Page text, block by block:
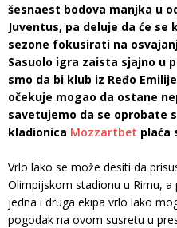
šesnaest bodova manjka u
Juventus, pa deluje da će
sezone fokusirati na
Sasuolo igra zaista sjajno u
smo da bi klub iz Ređo
očekuje mogao da ostane
savetujemo da se oprobate
kladionica Mozzartbet plaća
Vrlo lako se može desiti da
Olimpijskom stadionu u Rimu,
jedna i druga ekipa vrlo lako
pogodak na ovom susretu u